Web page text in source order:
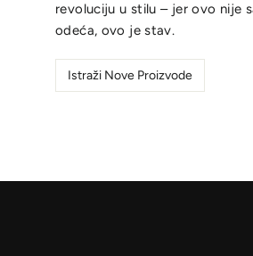
revoluciju u stilu – jer ovo nije
odeća, ovo je stav.
Istraži Nove Proizvode